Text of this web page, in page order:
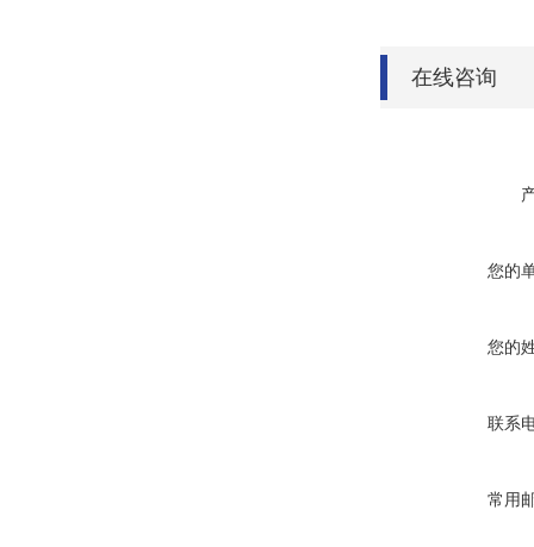
在线咨询
您的
您的
联系
常用